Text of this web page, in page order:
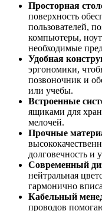
Просторная
поверхность
пользователей,
компьютеры,
необходимые
Удобная
эргономики,
позвоночник и
или учебы.
Встроенные
ящиками для
мелочей.
Прочные
долговечность и
Современный
нейтральная
гармонично
Кабельный
проводов